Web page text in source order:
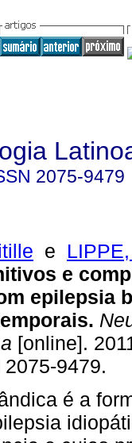
2075-9479
e
e
epilepsia
.
[online].
9479.
é a